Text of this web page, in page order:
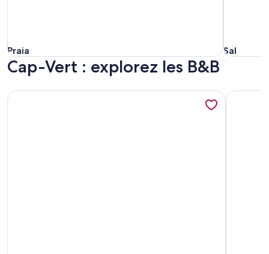
Praia
Praia Sal
Sal
Cap-Vert : explorez les B&B
Plus de renseignements sur l’hébergement Tortuga b&b
Plus de